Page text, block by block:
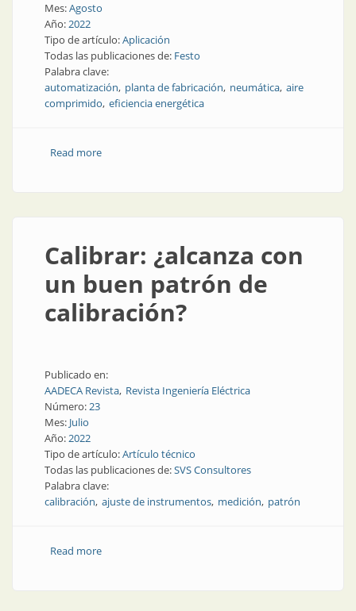
Mes:Agosto
Año:2022
Tipo de artículo:Aplicación
Todas las publicaciones de: Festo
Palabra clave:
automatización planta de fabricación neumática aire
comprimido eficiencia energética
Read moreabout Eficiencia energética en la fábrica de helados
Calibrar: ¿alcanza con
un buen patrón de
calibración?
Publicado en:
AADECA Revista Revista Ingeniería Eléctrica
Número:23
Mes: Julio
Año:2022
Tipo de artículo:Artículo técnico
Todas las publicaciones de:SVS Consultores
Palabra clave:
calibración ajuste de instrumentos medición patrón
Read moreabout Calibrar: ¿alcanza con un buen patrón de